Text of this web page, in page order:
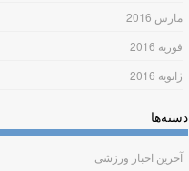
مارس 2016
فوریه 2016
ژانویه 2016
دسته‌ها
آخرین اخبار ورزشی